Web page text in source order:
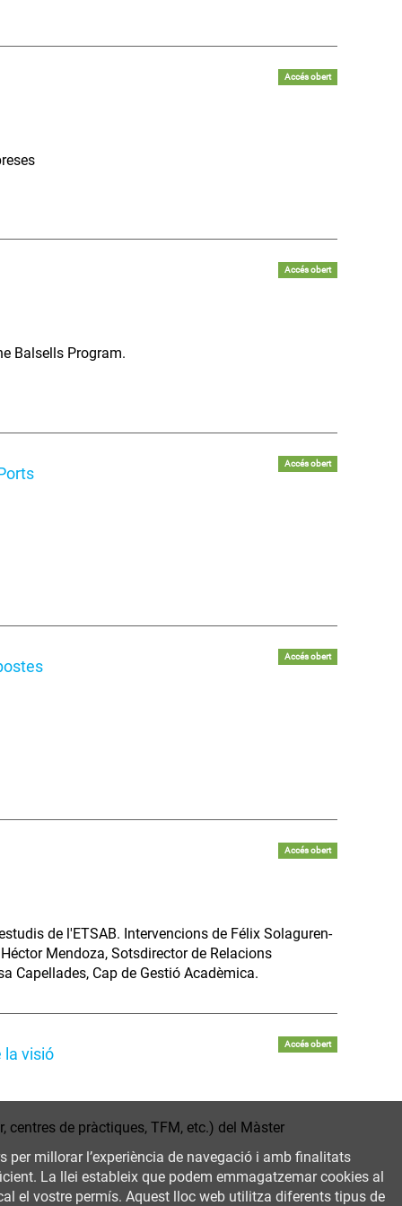
Accés obert
Accés obert
Balsells Program.
Accés obert
Accés obert
Accés obert
de l'ETSAB. Intervencions de Félix Solaguren-
Mendoza, Sotsdirector de Relacions
Capellades, Cap de Gestió Acadèmica.
la visió
Accés obert
de pràctiques, TFM, etc.) del Màster
millorar l’experiència de navegació i amb finalitats
La llei estableix que podem emmagatzemar cookies al
el vostre permís. Aquest lloc web utilitza diferents tipus de